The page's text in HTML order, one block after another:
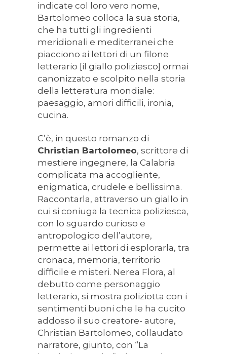
indicate col loro vero nome,
Bartolomeo colloca la sua storia,
che ha tutti gli ingredienti
meridionali e mediterranei che
piacciono ai lettori di un filone
letterario [il giallo poliziesco] ormai
canonizzato e scolpito nella storia
della letteratura mondiale:
paesaggio, amori difficili, ironia,
cucina.
C’è, in questo romanzo di
Christian Bartolomeo, scrittore di
mestiere ingegnere, la Calabria
complicata ma accogliente,
enigmatica, crudele e bellissima.
Raccontarla, attraverso un giallo in
cui si coniuga la tecnica poliziesca,
con lo sguardo curioso e
antropologico dell’autore,
permette ai lettori di esplorarla, tra
cronaca, memoria, territorio
difficile e misteri. Nerea Flora, al
debutto come personaggio
letterario, si mostra poliziotta con i
sentimenti buoni che le ha cucito
addosso il suo creatore- autore,
Christian Bartolomeo, collaudato
narratore, giunto, con “La